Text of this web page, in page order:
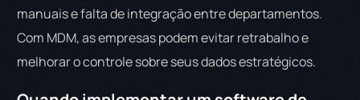
manuais e falta de integração entre departamentos.
Com MDM, as empresas podem evitar retrabalho e
melhorar o controle sobre seus dados estratégicos.